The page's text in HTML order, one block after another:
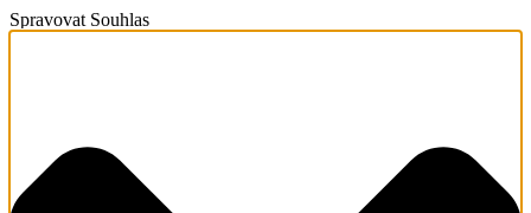
Spravovat Souhlas